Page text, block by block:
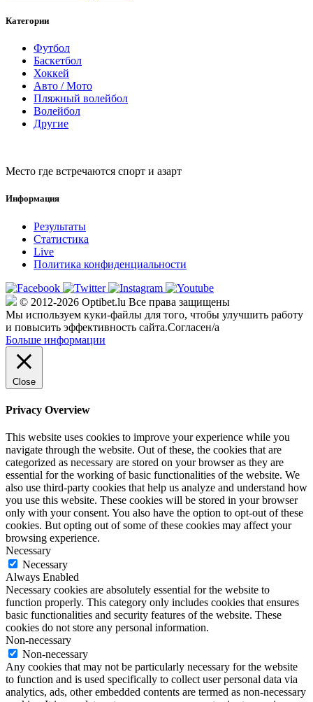
Категории
Футбол
Баскетбол
Хоккей
Авто / Мото
Пляжный волейбол
Волейбол
Другие
Место где встречаются спорт и азарт
Информация
Результаты
Статистика
Live
Политика конфиденциальности
© 2012-2026 Optibet.lu Все права защищены
Мы используем куки-файлы для того, чтобы улучшить работу
и повысить эффективность сайта.Согласен/а
Больше информации
Close
Privacy Overview
This website uses cookies to improve your experience while you
navigate through the website. Out of these, the cookies that are
categorized as necessary are stored on your browser as they are
essential for the working of basic functionalities of the website. We
also use third-party cookies that help us analyze and understand how
you use this website. These cookies will be stored in your browser
only with your consent. You also have the option to opt-out of these
cookies. But opting out of some of these cookies may affect your
browsing experience.
Necessary
Necessary
Always Enabled
Necessary cookies are absolutely essential for the website to
function properly. This category only includes cookies that ensures
basic functionalities and security features of the website. These
cookies do not store any personal information.
Non-necessary
Non-necessary
Any cookies that may not be particularly necessary for the website
to function and is used specifically to collect user personal data via
analytics, ads, other embedded contents are termed as non-necessary